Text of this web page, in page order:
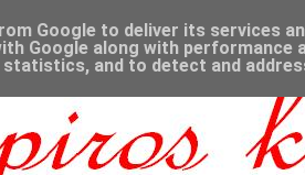
Google to deliver its services
Google along with
and to detect and